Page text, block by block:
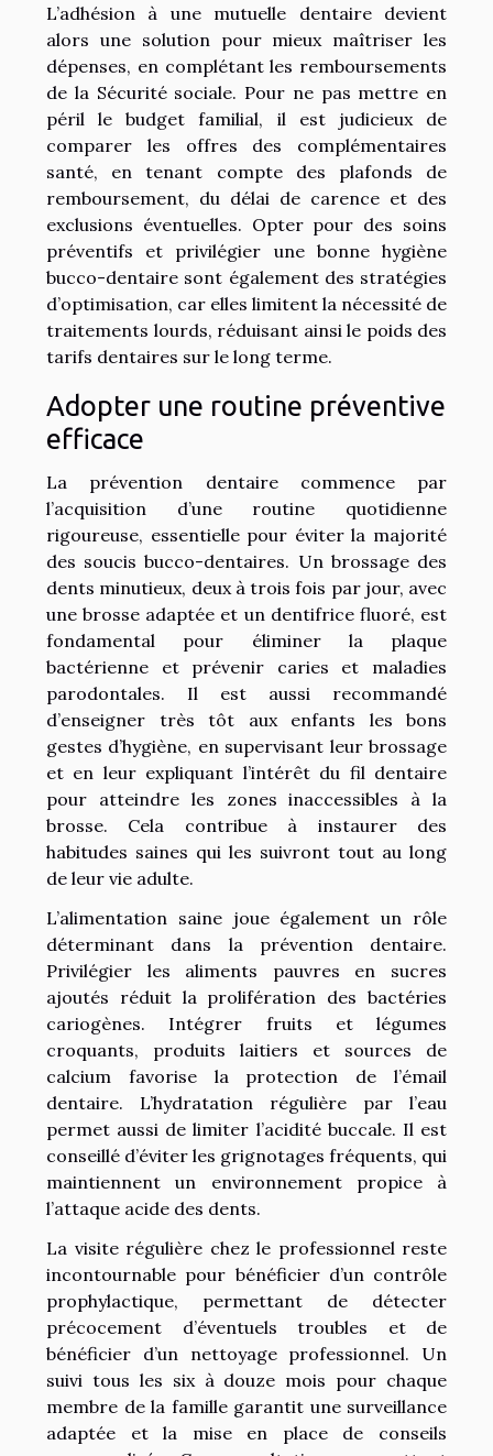
L’adhésion à une mutuelle dentaire devient
alors une solution pour mieux maîtriser les
dépenses, en complétant les remboursements
de la Sécurité sociale. Pour ne pas mettre en
péril le budget familial, il est judicieux de
comparer les offres des complémentaires
santé, en tenant compte des plafonds de
remboursement, du délai de carence et des
exclusions éventuelles. Opter pour des soins
préventifs et privilégier une bonne hygiène
bucco-dentaire sont également des stratégies
d’optimisation, car elles limitent la nécessité de
traitements lourds, réduisant ainsi le poids des
tarifs dentaires sur le long terme.
Adopter une routine préventive
efficace
La prévention dentaire commence par
l’acquisition d’une routine quotidienne
rigoureuse, essentielle pour éviter la majorité
des soucis bucco-dentaires. Un brossage des
dents minutieux, deux à trois fois par jour, avec
une brosse adaptée et un dentifrice fluoré, est
fondamental pour éliminer la plaque
bactérienne et prévenir caries et maladies
parodontales. Il est aussi recommandé
d’enseigner très tôt aux enfants les bons
gestes d’hygiène, en supervisant leur brossage
et en leur expliquant l’intérêt du fil dentaire
pour atteindre les zones inaccessibles à la
brosse. Cela contribue à instaurer des
habitudes saines qui les suivront tout au long
de leur vie adulte.
L’alimentation saine joue également un rôle
déterminant dans la prévention dentaire.
Privilégier les aliments pauvres en sucres
ajoutés réduit la prolifération des bactéries
cariogènes. Intégrer fruits et légumes
croquants, produits laitiers et sources de
calcium favorise la protection de l’émail
dentaire. L’hydratation régulière par l’eau
permet aussi de limiter l’acidité buccale. Il est
conseillé d’éviter les grignotages fréquents, qui
maintiennent un environnement propice à
l’attaque acide des dents.
La visite régulière chez le professionnel reste
incontournable pour bénéficier d’un contrôle
prophylactique, permettant de détecter
précocement d’éventuels troubles et de
bénéficier d’un nettoyage professionnel. Un
suivi tous les six à douze mois pour chaque
membre de la famille garantit une surveillance
adaptée et la mise en place de conseils